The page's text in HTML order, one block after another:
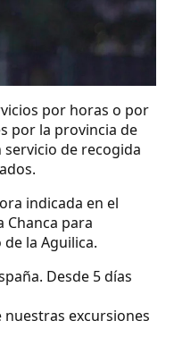
por horas o por
por la provincia de
de recogida
indicada en el
Chanca para
la Aguilica.
Desde 5 días
excursiones